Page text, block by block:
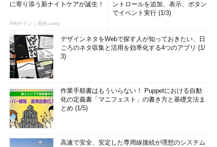
に寄り添う新ナイトケアが誕生！
PR(ゲラン｜美的.com)
ントロールを追加、表示、ボタン
でイベント実行 (1/3)
デザインネタをWebで探す人が知っておきたい、日
ごろのネタ収集と活用を効率化する4つのアプリ (1/
3)
作業手順書はもういらない！ Puppetにおける自動
化の定義書「マニフェスト」の書き方と基礎文法ま
とめ (1/5)
高速で安全、安定した専用線接続が理想のシステム